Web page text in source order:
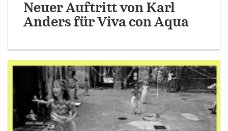
Neuer Auftritt von Karl
Anders für Viva con Aqua